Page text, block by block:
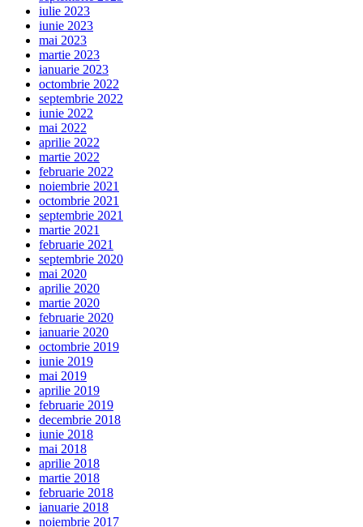
iulie 2023
iunie 2023
mai 2023
martie 2023
ianuarie 2023
octombrie 2022
septembrie 2022
iunie 2022
mai 2022
aprilie 2022
martie 2022
februarie 2022
noiembrie 2021
octombrie 2021
septembrie 2021
martie 2021
februarie 2021
septembrie 2020
mai 2020
aprilie 2020
martie 2020
februarie 2020
ianuarie 2020
octombrie 2019
iunie 2019
mai 2019
aprilie 2019
februarie 2019
decembrie 2018
iunie 2018
mai 2018
aprilie 2018
martie 2018
februarie 2018
ianuarie 2018
noiembrie 2017